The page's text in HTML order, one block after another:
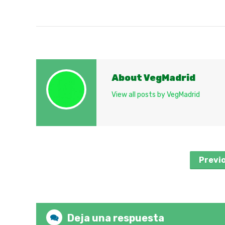
About VegMadrid
View all posts by VegMadrid
Deja una respuesta